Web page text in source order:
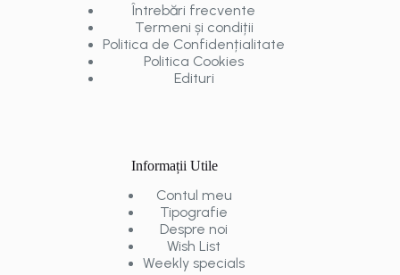
Întrebări frecvente
Termeni și condiții
Politica de Confidențialitate
Politica Cookies
Edituri
Informații Utile
Contul meu
Tipografie
Despre noi
Wish List
Weekly specials